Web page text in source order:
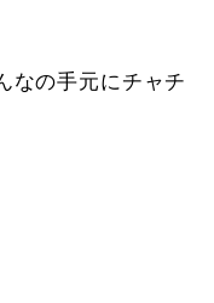
なの手元にチャチ